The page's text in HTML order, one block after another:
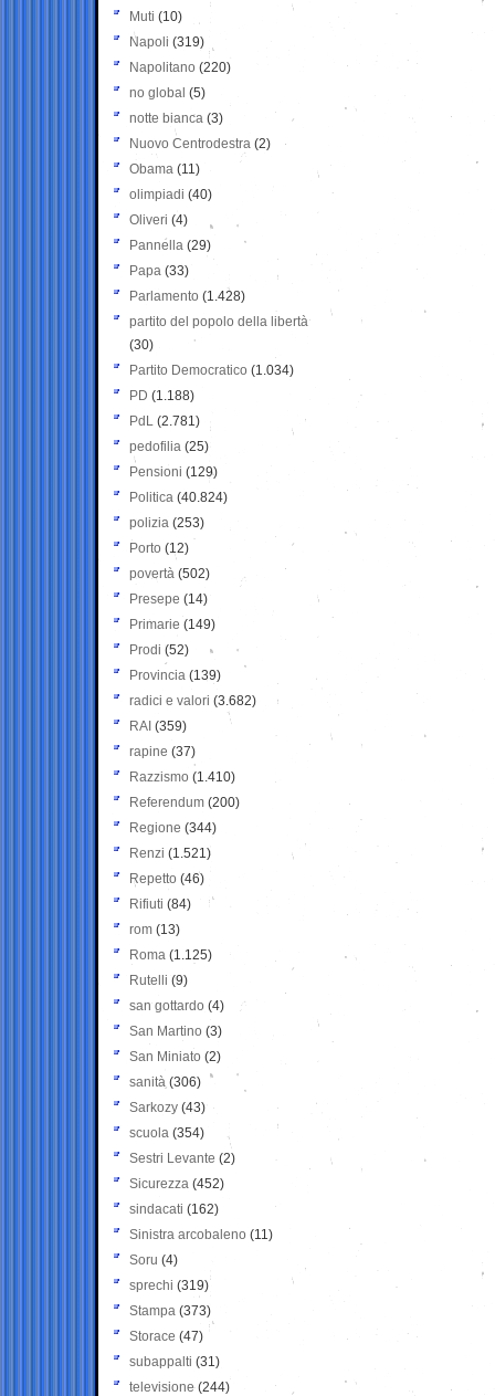
Muti (10)
Napoli (319)
Napolitano (220)
no global (5)
notte bianca (3)
Nuovo Centrodestra (2)
Obama (11)
olimpiadi (40)
Oliveri (4)
Pannella (29)
Papa (33)
Parlamento (1.428)
partito del popolo della libertà
(30)
Partito Democratico (1.034)
PD (1.188)
PdL (2.781)
pedofilia (25)
Pensioni (129)
Politica (40.824)
polizia (253)
Porto (12)
povertà (502)
Presepe (14)
Primarie (149)
Prodi (52)
Provincia (139)
radici e valori (3.682)
RAI (359)
rapine (37)
Razzismo (1.410)
Referendum (200)
Regione (344)
Renzi (1.521)
Repetto (46)
Rifiuti (84)
rom (13)
Roma (1.125)
Rutelli (9)
san gottardo (4)
San Martino (3)
San Miniato (2)
sanità (306)
Sarkozy (43)
scuola (354)
Sestri Levante (2)
Sicurezza (452)
sindacati (162)
Sinistra arcobaleno (11)
Soru (4)
sprechi (319)
Stampa (373)
Storace (47)
subappalti (31)
televisione(244)